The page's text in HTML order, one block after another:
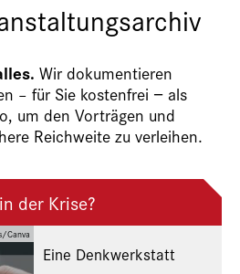
Wir dokumentieren
– für Sie kostenfrei − als
um den Vorträgen und
Reichweite zu verleihen.
Canva
der Krise?
Eine Denkwerkstatt